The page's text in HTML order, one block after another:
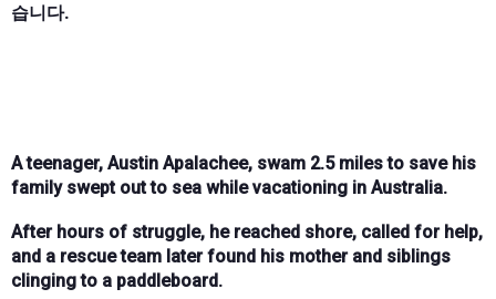
습니다.
A teenager, Austin Apalachee, swam 2.5 miles to save his
family swept out to sea while vacationing in Australia.
After hours of struggle, he reached shore, called for help,
and a rescue team later found his mother and siblings
clinging to a paddleboard.